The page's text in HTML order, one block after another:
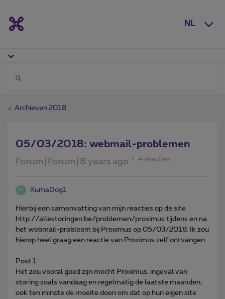
NL
Archieven 2018
05/03/2018: webmail-problemen
Forum|Forum|8 years ago 4 reacties
K KumaDog1
Hierbij een samenvatting van mijn reacties op de site
http://allestoringen.be/problemen/proximus tijdens en na
het webmail-probleem bij Proximus op 05/03/2018. Ik zou
hierop heel graag een reactie van Proximus zelf ontvangen...
Post 1
Het zou vooral goed zijn mocht Proximus, ingeval van
storing zoals vandaag en regelmatig de laatste maanden,
ook ten minste de moeite doen om dat op hun eigen site